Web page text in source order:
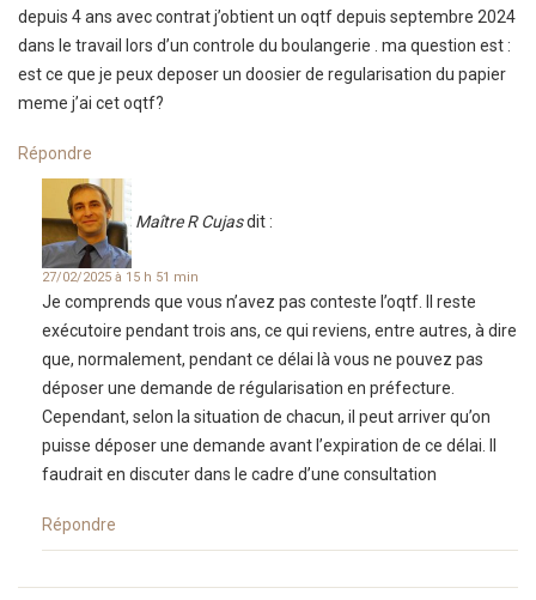
depuis 4 ans avec contrat j’obtient un oqtf depuis septembre 2024
dans le travail lors d’un controle du boulangerie . ma question est :
est ce que je peux deposer un doosier de regularisation du papier
meme j’ai cet oqtf?
Répondre
Maître R Cujasdit :
27/02/2025 à 15 h 51 min
Je comprends que vous n’avez pas conteste l’oqtf. Il reste
exécutoire pendant trois ans, ce qui reviens, entre autres, à dire
que, normalement, pendant ce délai là vous ne pouvez pas
déposer une demande de régularisation en préfecture.
Cependant, selon la situation de chacun, il peut arriver qu’on
puisse déposer une demande avant l’expiration de ce délai. Il
faudrait en discuter dans le cadre d’une consultation
Répondre